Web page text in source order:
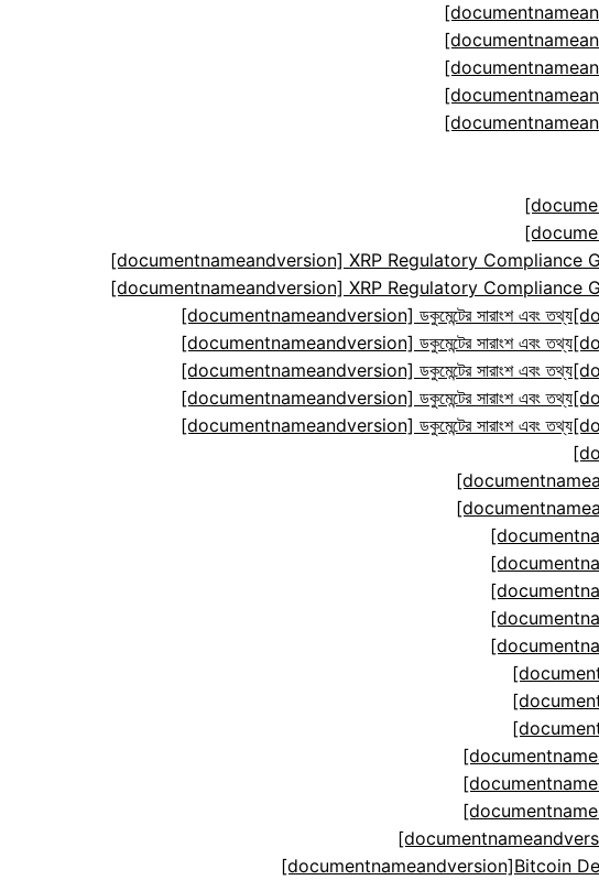
[documentnameandversion] XRP Regulatory Compliance
[documentnameandversion] XRP Regulatory Compliance
[documentnameandversion] ডকুমেন্টের সারাংশ এবং তথ্য
[documentnameandversion] ডকুমেন্টের সারাংশ এবং তথ্য
[documentnameandversion] ডকুমেন্টের সারাংশ এবং তথ্য
[documentnameandversion] ডকুমেন্টের সারাংশ এবং তথ্য
[documentnameandversion] ডকুমেন্টের সারাংশ এবং তথ্য
[documentnameandversion]Bitcoin